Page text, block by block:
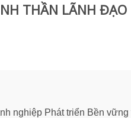
THẦN LÃNH ĐẠO
nghiệp Phát triển Bền